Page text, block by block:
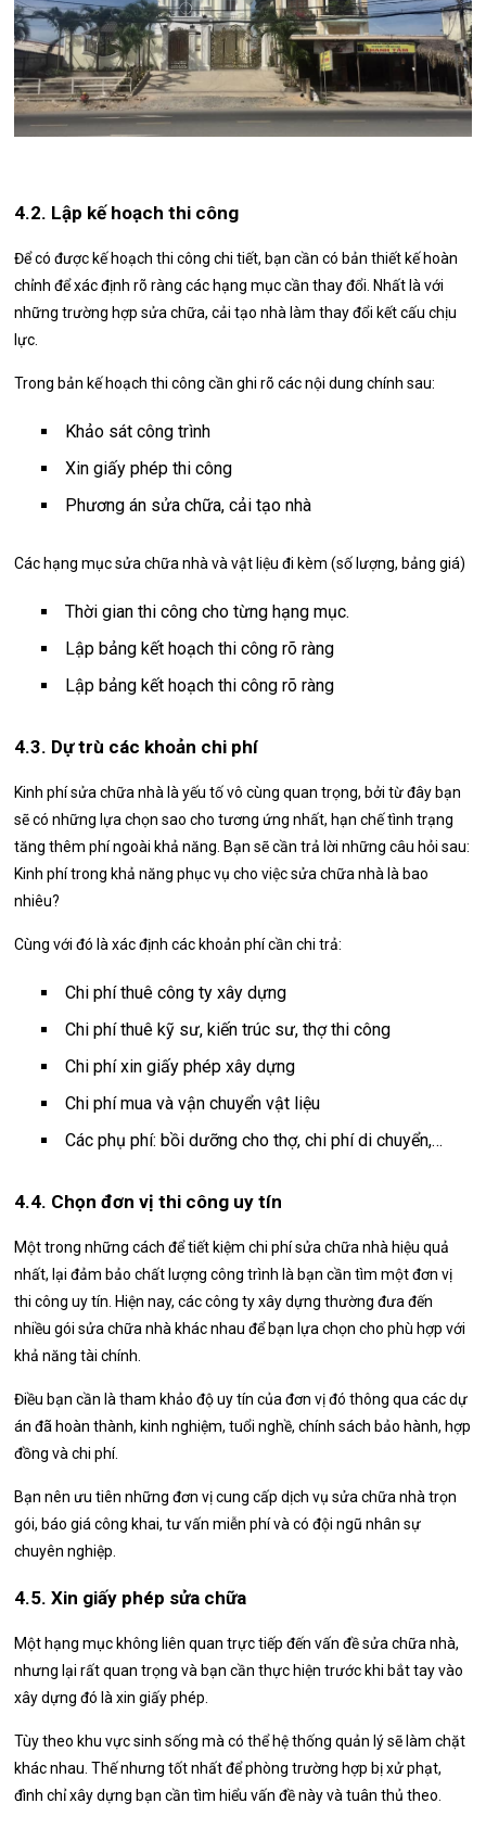
4.2. Lập kế hoạch thi công
Để có được kế hoạch thi công chi tiết, bạn cần có bản thiết kế hoàn
chỉnh để xác định rõ ràng các hạng mục cần thay đổi. Nhất là với
những trường hợp sửa chữa, cải tạo nhà làm thay đổi kết cấu chịu
lực.
Trong bản kế hoạch thi công cần ghi rõ các nội dung chính sau:
Khảo sát công trình
Xin giấy phép thi công
Phương án sửa chữa, cải tạo nhà
Các hạng mục sửa chữa nhà và vật liệu đi kèm (số lượng, bảng giá)
Thời gian thi công cho từng hạng mục.
Lập bảng kết hoạch thi công rõ ràng
Lập bảng kết hoạch thi công rõ ràng
4.3. Dự trù các khoản chi phí
Kinh phí sửa chữa nhà là yếu tố vô cùng quan trọng, bởi từ đây bạn
sẽ có những lựa chọn sao cho tương ứng nhất, hạn chế tình trạng
tăng thêm phí ngoài khả năng. Bạn sẽ cần trả lời những câu hỏi sau:
Kinh phí trong khả năng phục vụ cho việc sửa chữa nhà là bao
nhiêu?
Cùng với đó là xác định các khoản phí cần chi trả:
Chi phí thuê công ty xây dựng
Chi phí thuê kỹ sư, kiến trúc sư, thợ thi công
Chi phí xin giấy phép xây dựng
Chi phí mua và vận chuyển vật liệu
Các phụ phí: bồi dưỡng cho thợ, chi phí di chuyển,…
4.4. Chọn đơn vị thi công uy tín
Một trong những cách để tiết kiệm chi phí sửa chữa nhà hiệu quả
nhất, lại đảm bảo chất lượng công trình là bạn cần tìm một đơn vị
thi công uy tín. Hiện nay, các công ty xây dựng thường đưa đến
nhiều gói sửa chữa nhà khác nhau để bạn lựa chọn cho phù hợp với
khả năng tài chính.
Điều bạn cần là tham khảo độ uy tín của đơn vị đó thông qua các dự
án đã hoàn thành, kinh nghiệm, tuổi nghề, chính sách bảo hành, hợp
đồng và chi phí.
Bạn nên ưu tiên những đơn vị cung cấp dịch vụ sửa chữa nhà trọn
gói, báo giá công khai, tư vấn miễn phí và có đội ngũ nhân sự
chuyên nghiệp.
4.5. Xin giấy phép sửa chữa
Một hạng mục không liên quan trực tiếp đến vấn đề sửa chữa nhà,
nhưng lại rất quan trọng và bạn cần thực hiện trước khi bắt tay vào
xây dựng đó là xin giấy phép.
Tùy theo khu vực sinh sống mà có thể hệ thống quản lý sẽ làm chặt
khác nhau. Thế nhưng tốt nhất để phòng trường hợp bị xử phạt,
đình chỉ xây dựng bạn cần tìm hiểu vấn đề này và tuân thủ theo.